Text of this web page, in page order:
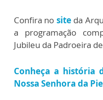
Confira no siteda
a programação
Jubileu da Padroeira
Conheça a história
Nossa Senhora da